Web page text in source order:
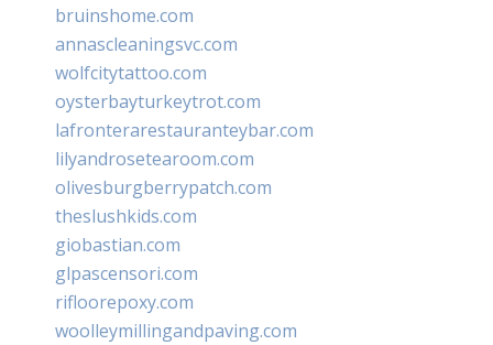
bruinshome.com
annascleaningsvc.com
wolfcitytattoo.com
oysterbayturkeytrot.com
lafronterarestauranteybar.com
lilyandrosetearoom.com
olivesburgberrypatch.com
theslushkids.com
giobastian.com
glpascensori.com
rifloorepoxy.com
woolleymillingandpaving.com